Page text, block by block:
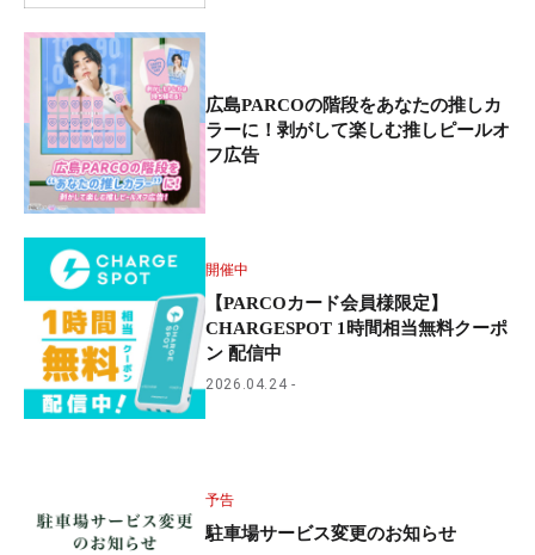
広島PARCOの階段をあなたの推しカ
ラーに！剥がして楽しむ推しピールオ
フ広告
開催中
【PARCOカード会員様限定】
CHARGESPOT 1時間相当無料クーポ
ン 配信中
2026.04.24
予告
駐車場サービス変更のお知らせ